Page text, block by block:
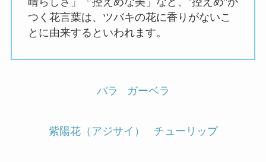
つく花言葉は、ツバキの花に香りがないこ
とに由来するといわれます。
バラ ガーベラ
紫陽花（アジサイ） チューリップ